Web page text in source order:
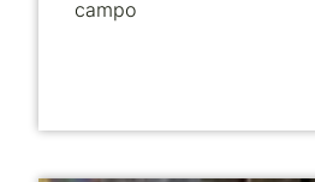
campo